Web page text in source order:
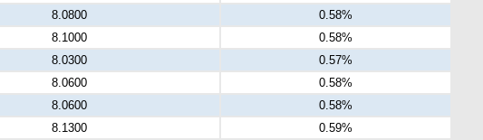
8.0800
0.58%
8.1000
0.58%
8.0300
0.57%
8.0600
0.58%
8.0600
0.58%
8.1300
0.59%